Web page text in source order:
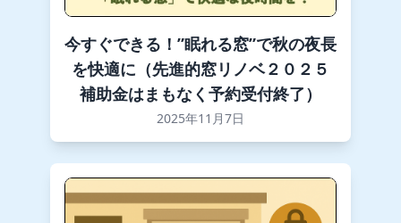
今すぐできる！”眠れる窓”で秋の夜長
を快適に（先進的窓リノベ２０２５
補助金はまもなく予約受付終了）
2025年11月7日